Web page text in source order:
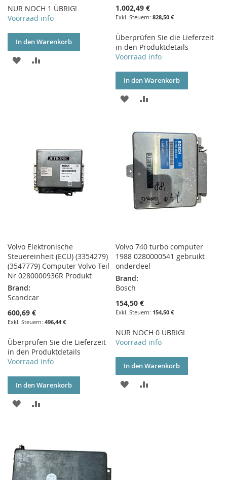
NUR NOCH 1 ÜBRIG!
Voorraad info
In den Warenkorb
ZUR
1.002,49 €
828,50 €
Überprüfen Sie die Lieferzeit
in den Produktdetails
Voorraad info
In den Warenkorb
ZUR
HINZUFÜGEN
HINZUFÜGEN
Volvo Elektronische
Steuereinheit (ECU) (3354279)
(3547779) Computer Volvo Teil
Nr 0280000936R Produkt
Brand:
Scandcar
600,69 €
496,44 €
Überprüfen Sie die Lieferzeit
in den Produktdetails
Voorraad info
In den Warenkorb
ZUR
Volvo 740 turbo computer
1988 0280000541 gebruikt
onderdeel
Brand:
Bosch
154,50 €
154,50 €
NUR NOCH 0 ÜBRIG!
Voorraad info
In den Warenkorb
ZUR